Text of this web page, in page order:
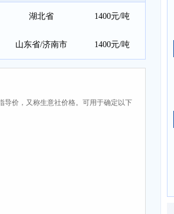
湖北省 1400元/吨
山东省/济南市 1400元/吨
导价，又称生意社价格。可用于确定以下